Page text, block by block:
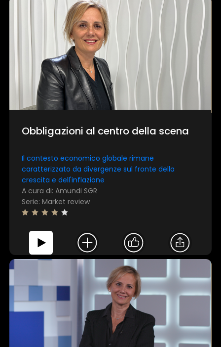
Obbligazioni al centro della scena
Il contesto economico globale rimane
caratterizzato da divergenze sul fronte della
crescita e dell'inflazione
A cura di: Amundi SGR
Serie: Market review